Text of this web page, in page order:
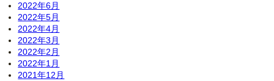
2022年6月
2022年5月
2022年4月
2022年3月
2022年2月
2022年1月
2021年12月